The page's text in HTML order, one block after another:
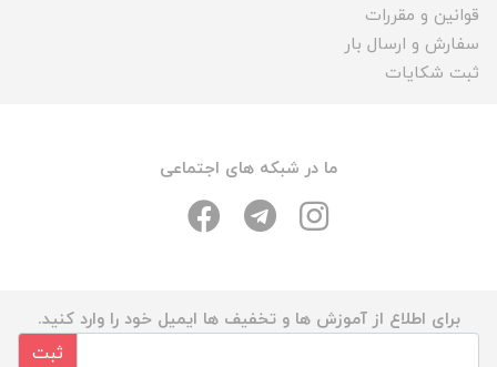
قوانین و مقررات
سفارش و ارسال بار
ثبت شکایات
ما در شبکه های اجتماعی
برای اطلاع از آموزش ها و تخفیف ها ایمیل خود را وارد کنید.
ثبت